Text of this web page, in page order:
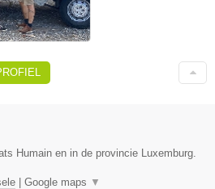
Humain en in de provincie Luxemburg.
Google maps ▼